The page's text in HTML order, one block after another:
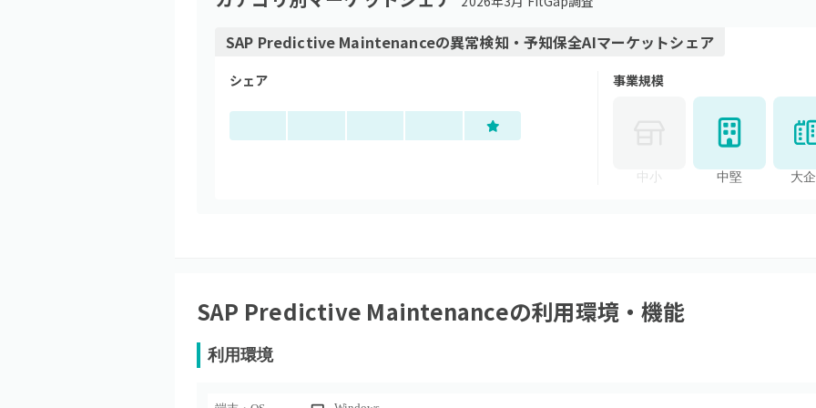
SAP Predictive Maintenanceの異常検知・予知保全AIマーケットシェア
シェア 事業規模
中小 中堅 大
SAP Predictive Maintenanceの利用環境・機能
利用環境